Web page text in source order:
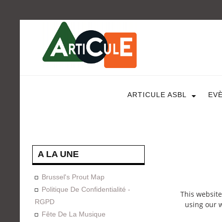
ARTICULE ASBL
A LA UNE
Brussel's Prout Map
Politique De Confidentialité -
RGPD
Fête De La Musique
This
using our